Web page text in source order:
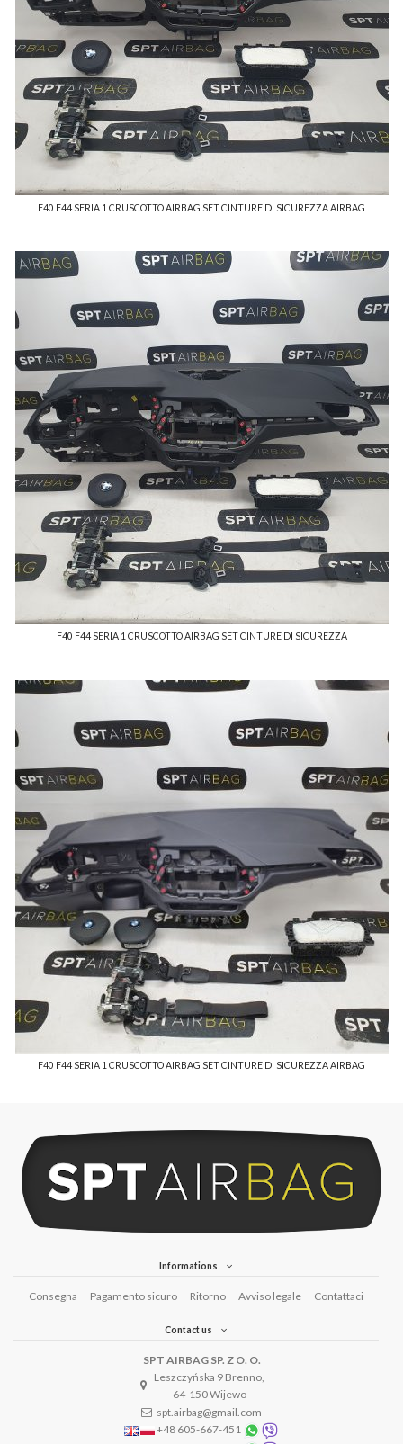
F40 F44 SERIA 1 CRUSCOTTO AIRBAG SET CINTURE DI SICUREZZA AIRBAG
F40 F44 SERIA 1 CRUSCOTTO AIRBAG SET CINTURE DI SICUREZZA
F40 F44 SERIA 1 CRUSCOTTO AIRBAG SET CINTURE DI SICUREZZA AIRBAG
Informations
Consegna Pagamento sicuro Ritorno Avviso legale Contattaci
Contact us
SPT AIRBAG SP. Z O. O.
Leszczyńska 9 Brenno,
64-150 Wijewo
spt.airbag@gmail.com
+48 605-667-451